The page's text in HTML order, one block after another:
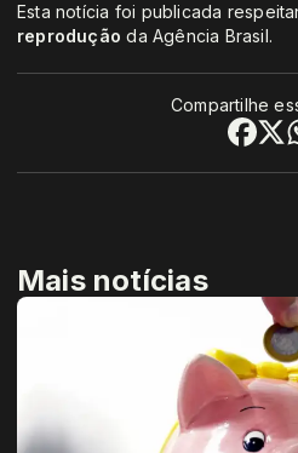
Esta notícia foi publicada
reprodução da Agência Brasil.
Compartilhe
Mais notícias